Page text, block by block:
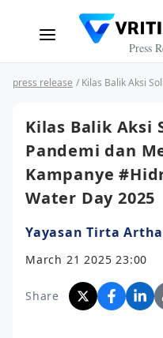
Press
press release
Kilas Balik Aksi
Pandemi dan
Kampanye
Water Day 2025
Yayasan Tirta
March 21 2025 23:00
Share